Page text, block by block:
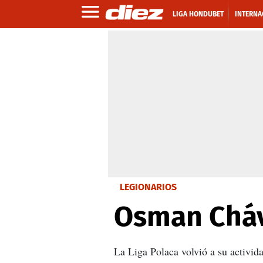
LIGA HONDUBET
LEGIONARIOS
Osman
La Liga Polaca volvió a su